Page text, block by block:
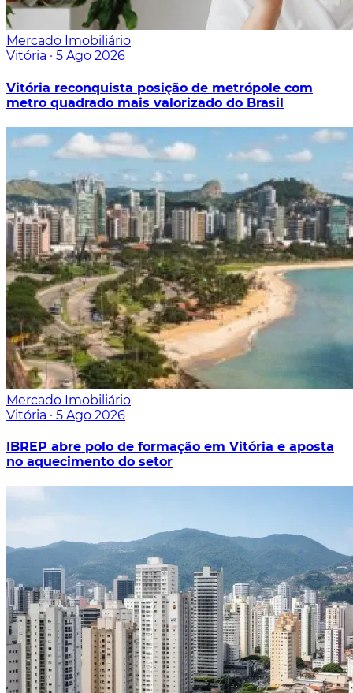
Mercado Imobiliário
Vitória · 5 Ago 2026
Vitória reconquista posição de metrópole com
metro quadrado mais valorizado do Brasil
Mercado Imobiliário
Vitória · 5 Ago 2026
IBREP abre polo de formação em Vitória e aposta
no aquecimento do setor